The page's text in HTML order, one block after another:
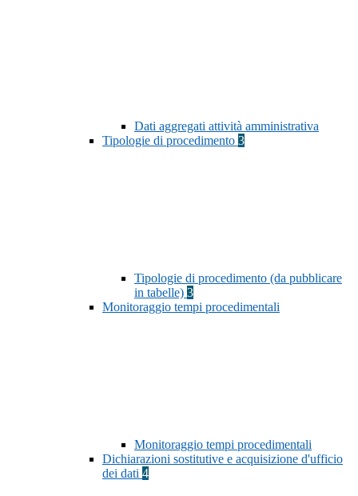
Dati aggregati attività amministrativa
Tipologie di procedimento 3
Tipologie di procedimento (da pubblicare
in tabelle) 3
Monitoraggio tempi procedimentali
Monitoraggio tempi procedimentali
Dichiarazioni sostitutive e acquisizione d'ufficio
dei dati 4